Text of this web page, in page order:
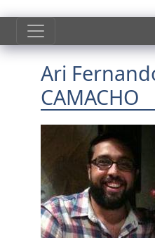
Ari
CAMACHO